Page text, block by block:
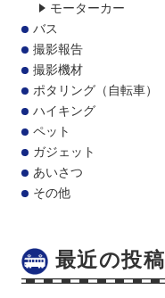
モーターカー
バス
撮影報告
撮影機材
ポタリング（自転車）
ハイキング
ペット
ガジェット
あいさつ
その他
最近の投稿